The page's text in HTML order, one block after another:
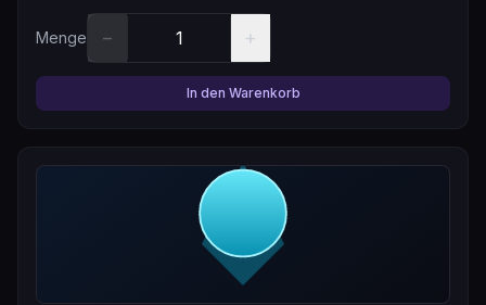
Menge − +
In den Warenkorb